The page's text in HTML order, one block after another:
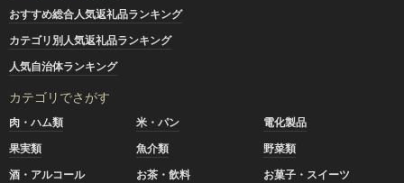
おすすめ総合人気返礼品ランキング
カテゴリ別人気返礼品ランキング
人気自治体ランキング
カテゴリでさがす
肉・ハム類 米・パン
電化製品
果実類
魚介類
野菜類
酒・アルコール
お茶・飲料
お菓子・スイーツ